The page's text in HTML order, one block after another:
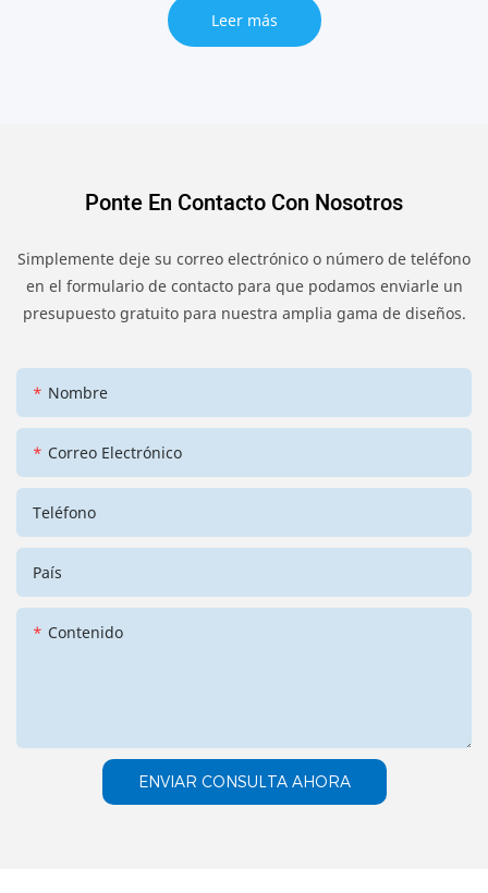
Leer más
Ponte En Contacto Con Nosotros
Simplemente deje su correo electrónico o número de teléfono
en el formulario de contacto para que podamos enviarle un
presupuesto gratuito para nuestra amplia gama de diseños.
Nombre
Correo Electrónico
Teléfono
País
Contenido
ENVIAR CONSULTA AHORA